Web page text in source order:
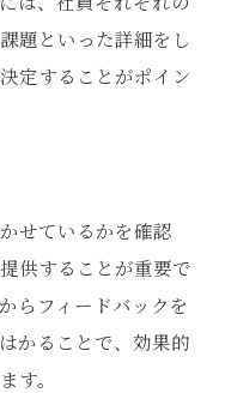
題といった詳細をし
定することがポイン
せているかを確認
供することが重要で
らフィードバックを
かることで、効果的
す。